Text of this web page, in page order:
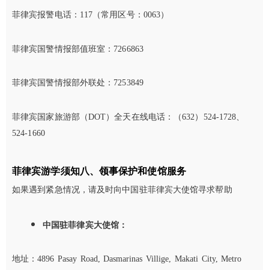
菲律宾报警电话：117（常用区号：0063）
菲律宾国警情报部值班室：7266863
菲律宾国警情报部外联处：7253849
菲律宾国家旅游部（DOT）全天在线电话：（632）524-1728、
524-1660
菲律宾游学须知八、领事保护和使馆服务
如果遇到紧急情况，请及时向中国驻菲律宾大使馆寻求帮助
中国驻菲律宾大使馆：
地址：4896 Pasay Road, Dasmarinas Villige, Makati City, Metro